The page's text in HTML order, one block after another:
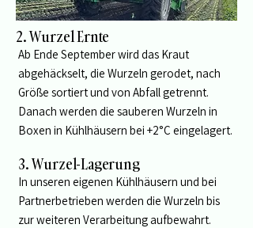
2. Wurzel Ernte
Ab Ende September wird das Kraut
abgehäckselt, die Wurzeln gerodet, nach
Größe sortiert und von Abfall getrennt.
Danach werden die sauberen Wurzeln in
Boxen in Kühlhäusern bei +2°C eingelagert.
3. Wurzel-Lagerung
In unseren eigenen Kühlhäusern und bei
Partnerbetrieben werden die Wurzeln bis
zur weiteren Verarbeitung aufbewahrt.